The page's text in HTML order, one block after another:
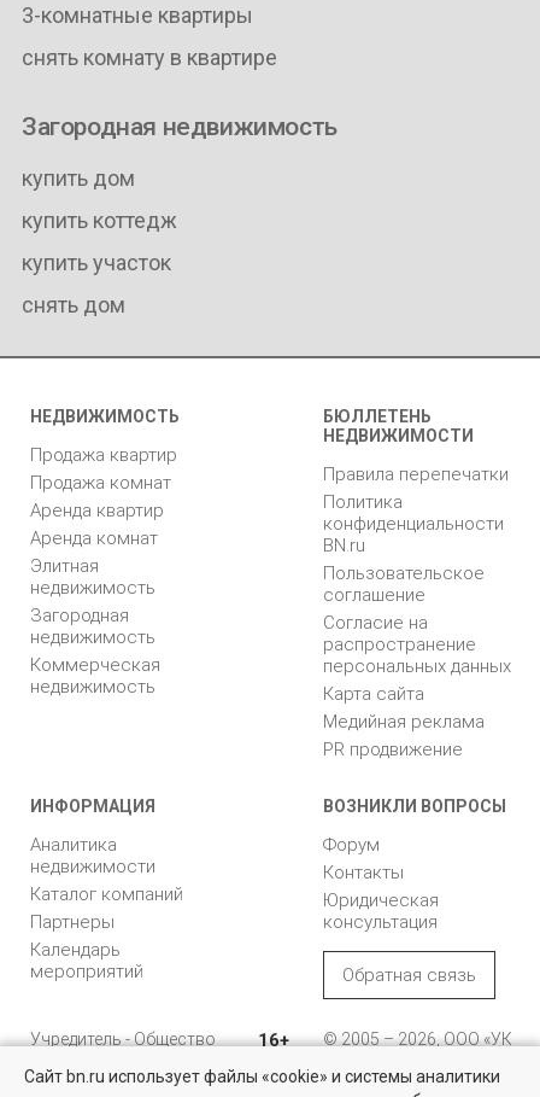
3-комнатные квартиры
снять комнату в квартире
Загородная недвижимость
купить дом
купить коттедж
купить участок
снять дом
НЕДВИЖИМОСТЬ
Продажа квартир
Продажа комнат
Аренда квартир
Аренда комнат
Элитная
недвижимость
Загородная
недвижимость
Коммерческая
недвижимость
БЮЛЛЕТЕНЬ
НЕДВИЖИМОСТИ
Правила перепечатки
Политика
конфиденциальности
BN.ru
Пользовательское
соглашение
Согласие на
распространение
персональных данных
Карта сайта
Медийная реклама
PR продвижение
ИНФОРМАЦИЯ
Аналитика
недвижимости
Каталог компаний
Партнеры
Календарь
мероприятий
ВОЗНИКЛИ ВОПРОСЫ
Форум
Контакты
Юридическая
консультация
Обратная связь
Учредитель - Общество
ответственностью
16+
© 2005 – 2026, ООО «УК
Сайт bn.ru использует файлы «cookie» и системы аналитики